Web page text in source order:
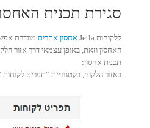
סגירת תכנית
ללקוחות Jetla אחסון אתרים מוגדרת
האחסון וזאת, באופן עצמאי דרך אזור
תכנית אחסון:
באזור הלקוח, בקטגוריית “תפריט